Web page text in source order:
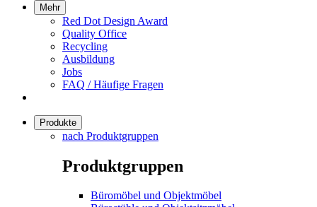
Mehr
Red Dot Design Award
Quality Office
Recycling
Ausbildung
Jobs
FAQ / Häufige Fragen
Produkte
nach Produktgruppen
Produktgruppen
Büromöbel und Objektmöbel